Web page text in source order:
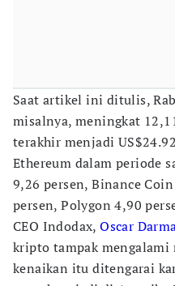
Saat artikel ini ditulis,
misalnya, meningkat
terakhir menjadi
Ethereum dalam periode
9,26 persen, Binance
persen, Polygon 4,90
CEO Indodax,Oscar
kripto tampak mengalami
kenaikan itu ditengarai